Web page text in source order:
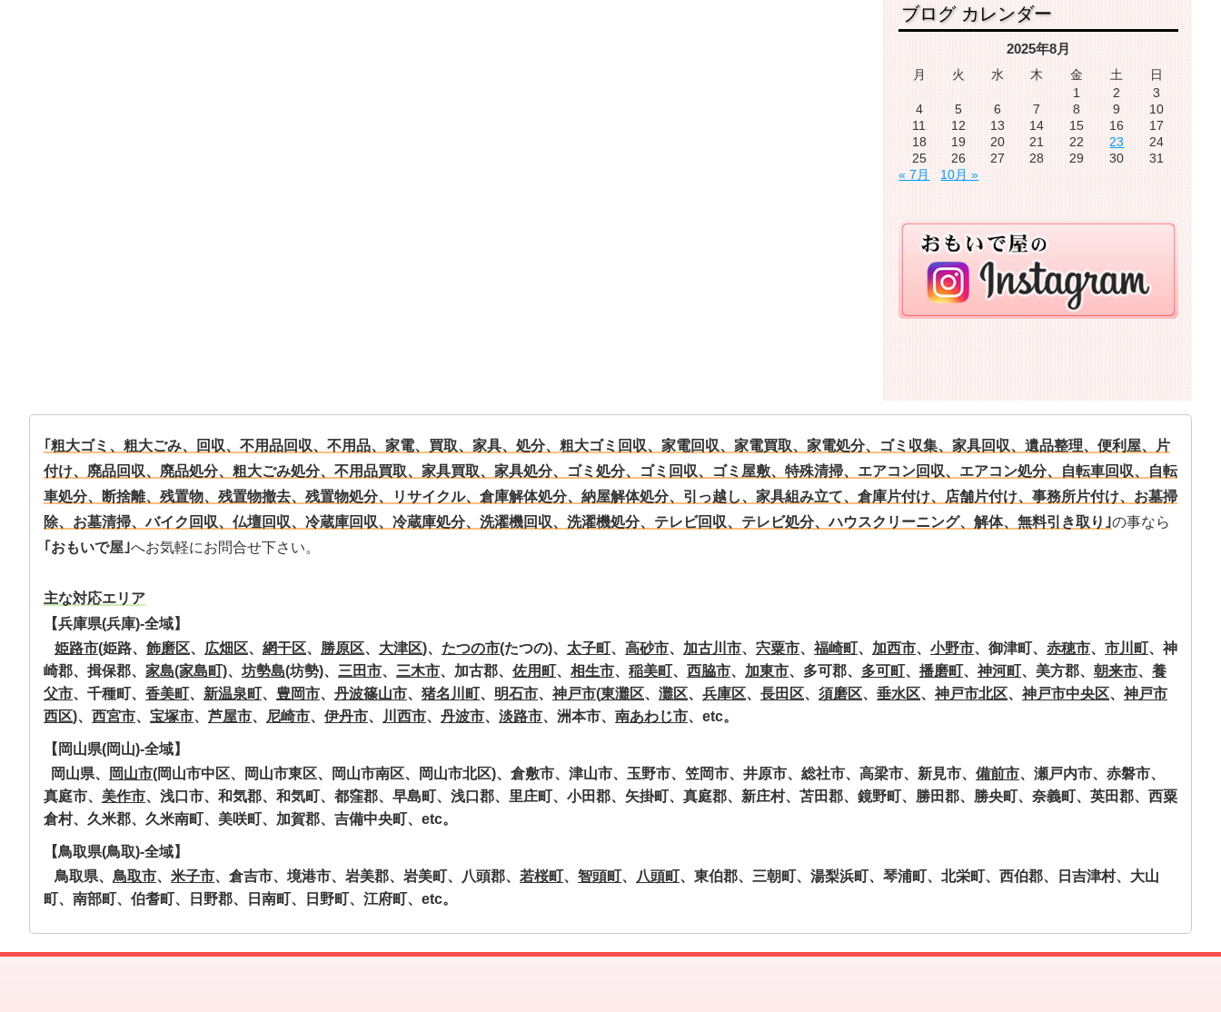
ブログ カレンダー
2025年8月
月
火 水 木 金 土
日
1
2
3
4
5 6 7 8 9
10
11
12 13 14 15 16
17
18
19 20 21 22 23
24
25
26 27 28 29 30
31
« 7月
10月 »
｢粗大ゴミ、粗大ごみ、回収、不用品回収、不用品、家電、買取、家具、処分、粗大ゴミ回収、家電回収、家電買取、家電処分、ゴミ収集、家具回収、遺品整理、便利屋、片
付け、廃品回収、廃品処分、粗大ごみ処分、不用品買取、家具買取、家具処分、ゴミ処分、ゴミ回収、ゴミ屋敷、特殊清掃、エアコン回収、エアコン処分、自転車回収、自転
車処分、断捨離、残置物、残置物撤去、残置物処分、リサイクル、倉庫解体処分、納屋解体処分、引っ越し、家具組み立て、倉庫片付け、店舗片付け、事務所片付け、お墓掃
除、お墓清掃、バイク回収、仏壇回収、冷蔵庫回収、冷蔵庫処分、洗濯機回収、洗濯機処分、テレビ回収、テレビ処分、ハウスクリーニング、解体、無料引き取り｣の事なら
｢おもいで屋｣へお気軽にお問合せ下さい。
主な対応エリア
【兵庫県(兵庫)-全域】
姫路市(姫路、 飾磨区、 広畑区、 網干区、 勝原区、 大津区)、 たつの市(たつの)、 太子町、 高砂市、 加古川市、 宍粟市、 福崎町、 加西市、 小野市、御津町、 赤穂市、 市川町、神
崎郡、揖保郡、 家島(家島町)、 坊勢島(坊勢)、 三田市、 三木市、加古郡、 佐用町、 相生市、 稲美町、 西脇市、 加東市、多可郡、 多可町、 播磨町、 神河町、美方郡、 朝来市、 養
父市、千種町、 香美町、 新温泉町、 豊岡市、 丹波篠山市、 猪名川町、 明石市、 神戸市(東灘区、 灘区、 兵庫区、 長田区、 須磨区、 垂水区、 神戸市北区、 神戸市中央区、 神戸市
西区)、 西宮市、 宝塚市、 芦屋市、 尼崎市、 伊丹市、 川西市、 丹波市、 淡路市、洲本市、 南あわじ市、etc。
【岡山県(岡山)-全域】
岡山県、
岡山市(岡山市中区、岡山市東区、岡山市南区、岡山市北区)、倉敷市、津山市、玉野市、笠岡市、井原市、総社市、高梁市、新見市、 備前市、瀬戸内市、赤磐市、
真庭市、 美作市、浅口市、和気郡、和気町、都窪郡、早島町、浅口郡、里庄町、小田郡、矢掛町、真庭郡、新庄村、苫田郡、鏡野町、勝田郡、勝央町、奈義町、英田郡、西粟
倉村、久米郡、久米南町、美咲町、加賀郡、吉備中央町、etc。
【鳥取県(鳥取)-全域】
鳥取県、 鳥取市、 米子市、倉吉市、境港市、岩美郡、岩美町、八頭郡、 若桜町、 智頭町、 八頭町、東伯郡、三朝町、湯梨浜町、琴浦町、北栄町、西伯郡、日吉津村、大山
町、南部町、伯耆町、日野郡、日南町、日野町、江府町、etc。